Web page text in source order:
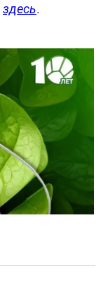
здесь.